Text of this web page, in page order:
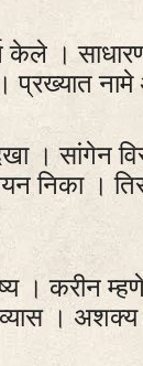
केले ।
प्रख्यात
। सांगेन
निका ।
। करीन म्हणे
।